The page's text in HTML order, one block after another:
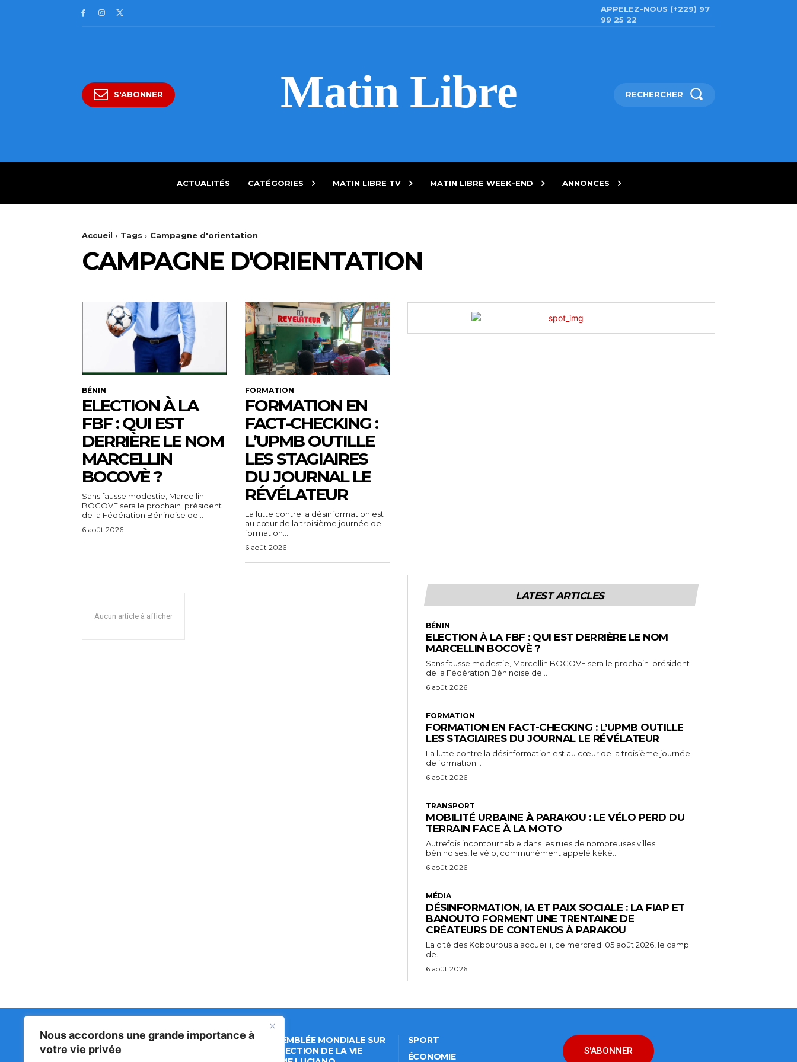
Nous accordons une grande importance à
votre vie privée
APPELEZ-NOUS (+229) 97
99 25 22
S'ABONNER Matin Libre RECHERCHER
ACTUALITÉS CATÉGORIES MATIN LIBRE TV MATIN LIBRE WEEK-END ANNONCES
Accueil Tags Campagne d'orientation
CAMPAGNE D'ORIENTATION
BÉNIN
ELECTION À LA
FBF : QUI EST
DERRIÈRE LE NOM
MARCELLIN
BOCOVÈ ?
Sans fausse modestie, Marcellin
BOCOVE sera le prochain président
de la Fédération Béninoise de...
6 août 2026
FORMATION
FORMATION EN
FACT-CHECKING :
L’UPMB OUTILLE
LES STAGIAIRES
DU JOURNAL LE
RÉVÉLATEUR
La lutte contre la désinformation est
au cœur de la troisième journée de
formation...
6 août 2026
Aucun article à afficher
LATEST ARTICLES
BÉNIN
ELECTION À LA FBF : QUI EST DERRIÈRE LE NOM
MARCELLIN BOCOVÈ ?
Sans fausse modestie, Marcellin BOCOVE sera le prochain président
de la Fédération Béninoise de...
6 août 2026
FORMATION
FORMATION EN FACT-CHECKING : L’UPMB OUTILLE
LES STAGIAIRES DU JOURNAL LE RÉVÉLATEUR
La lutte contre la désinformation est au cœur de la troisième journée
de formation...
6 août 2026
TRANSPORT
MOBILITÉ URBAINE À PARAKOU : LE VÉLO PERD DU
TERRAIN FACE À LA MOTO
Autrefois incontournable dans les rues de nombreuses villes
béninoises, le vélo, communément appelé kèkè...
6 août 2026
MÉDIA
DÉSINFORMATION, IA ET PAIX SOCIALE : LA FIAP ET
BANOUTO FORMENT UNE TRENTAINE DE
CRÉATEURS DE CONTENUS À PARAKOU
La cité des Kobourous a accueilli, ce mercredi 05 août 2026, le camp
de...
6 août 2026
Matin Libre
47ᵉ ASSEMBLÉE MONDIALE SUR
LA PROTECTION DE LA VIE
SPORT
ÉCONOMIE
S'ABONNER